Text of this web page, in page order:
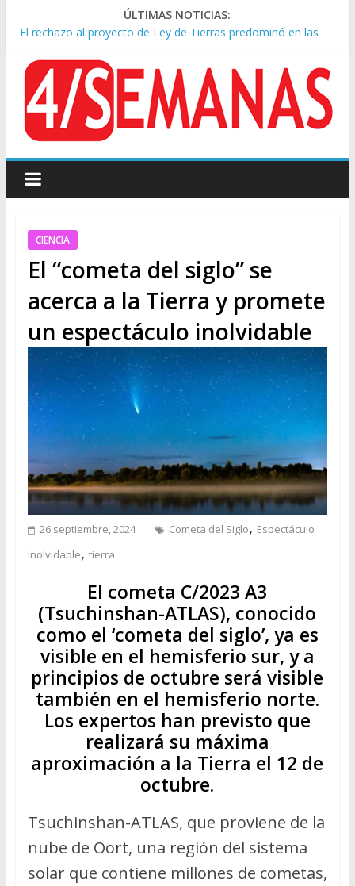
ÚLTIMAS NOTICIAS:
El rechazo al proyecto de Ley de Tierras predominó en las
Manuel Belgrano: Reparación Historia en el solar natal
Confirmado: el papa León XIV visitará la Argentina entre el 8 y
el 11 de noviembre
Crisis diplomática: Brasil retiró a su embajador de la Argentina
tras los insultos de Milei a Lula
frente al Congreso
CIENCIA
El “cometa del siglo” se
acerca a la Tierra y promete
un espectáculo inolvidable
26 septiembre, 2024 Cometa del Siglo, Espectáculo
Inolvidable, tierra
El cometa C/2023 A3
(Tsuchinshan-ATLAS), conocido
como el ‘cometa del siglo’, ya es
visible en el hemisferio sur, y a
principios de octubre será visible
también en el hemisferio norte.
Los expertos han previsto que
realizará su máxima
aproximación a la Tierra el 12 de
octubre.
Tsuchinshan-ATLAS, que proviene de la
nube de Oort, una región del sistema
solar que contiene millones de cometas,